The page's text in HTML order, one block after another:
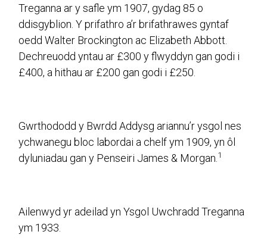
Treganna ar y safle ym 1907, gydag 85 o
ddisgyblion. Y prifathro a’r brifathrawes gyntaf
oedd Walter Brockington ac Elizabeth Abbott.
Dechreuodd yntau ar £300 y flwyddyn gan godi i
£400, a hithau ar £200 gan godi i £250.
Gwrthododd y Bwrdd Addysg ariannu’r ysgol nes
ychwanegu bloc labordai a chelf ym 1909, yn ôl
dyluniadau gan y Penseiri James & Morgan. 1
Ailenwyd yr adeilad yn Ysgol Uwchradd Treganna
ym 1933.